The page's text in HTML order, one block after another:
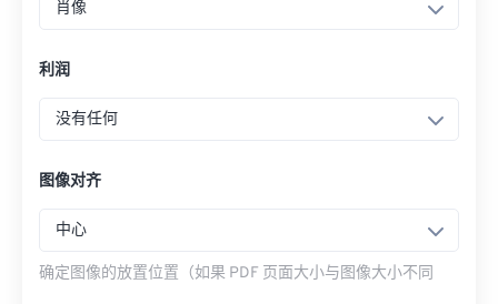
肖像
利润
没有任何
图像对齐
中心
确定图像的放置位置（如果 PDF 页面大小与图像大小不同